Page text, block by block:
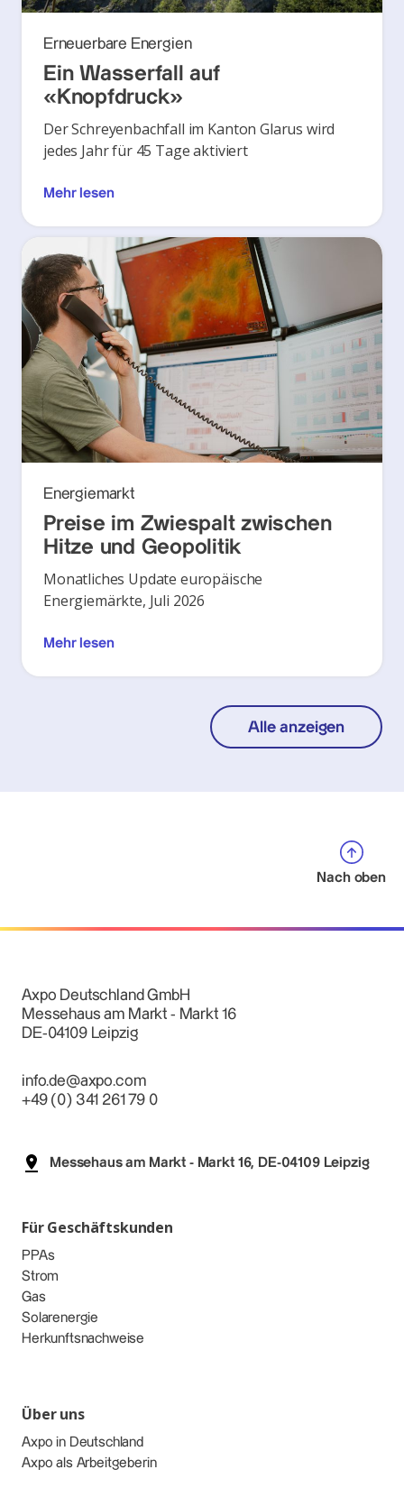
Erneuerbare Energien
Ein Wasserfall auf
«Knopfdruck»
Der Schreyenbachfall im Kanton Glarus wird
jedes Jahr für 45 Tage aktiviert
Mehr lesen
Energiemarkt
Preise im Zwiespalt zwischen
Hitze und Geopolitik
Monatliches Update europäische
Energiemärkte, Juli 2026
Mehr lesen
Alle anzeigen
Nach oben
Axpo Deutschland GmbH
Messehaus am Markt - Markt 16
DE-04109 Leipzig
info.de@axpo.com
+49 (0) 341 261 79 0
Messehaus am Markt - Markt 16, DE-04109 Leipzig
Für Geschäftskunden
PPAs
Strom
Gas
Solarenergie
Herkunftsnachweise
Über uns
Axpo in Deutschland
Axpo als Arbeitgeberin